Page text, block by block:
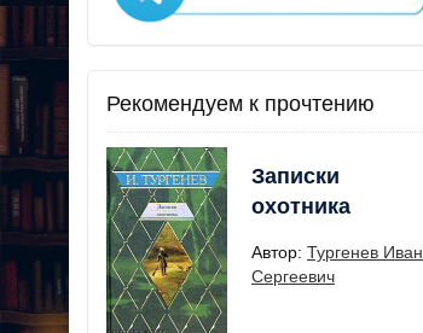
Рекомендуем к прочтению
Записки
охотника
Автор: Тургенев Иван
Сергеевич